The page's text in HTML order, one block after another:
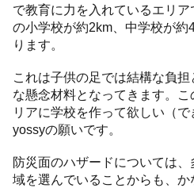
で教育に力を入れているエリ
の小学校が約2km、中学校が約
ります。
これは子供の足では結構な負
な懸念材料となってきます。
リアに学校を作って欲しい（
yossyの願いです。
防災面のハザードについては
域を選んでいることからも、